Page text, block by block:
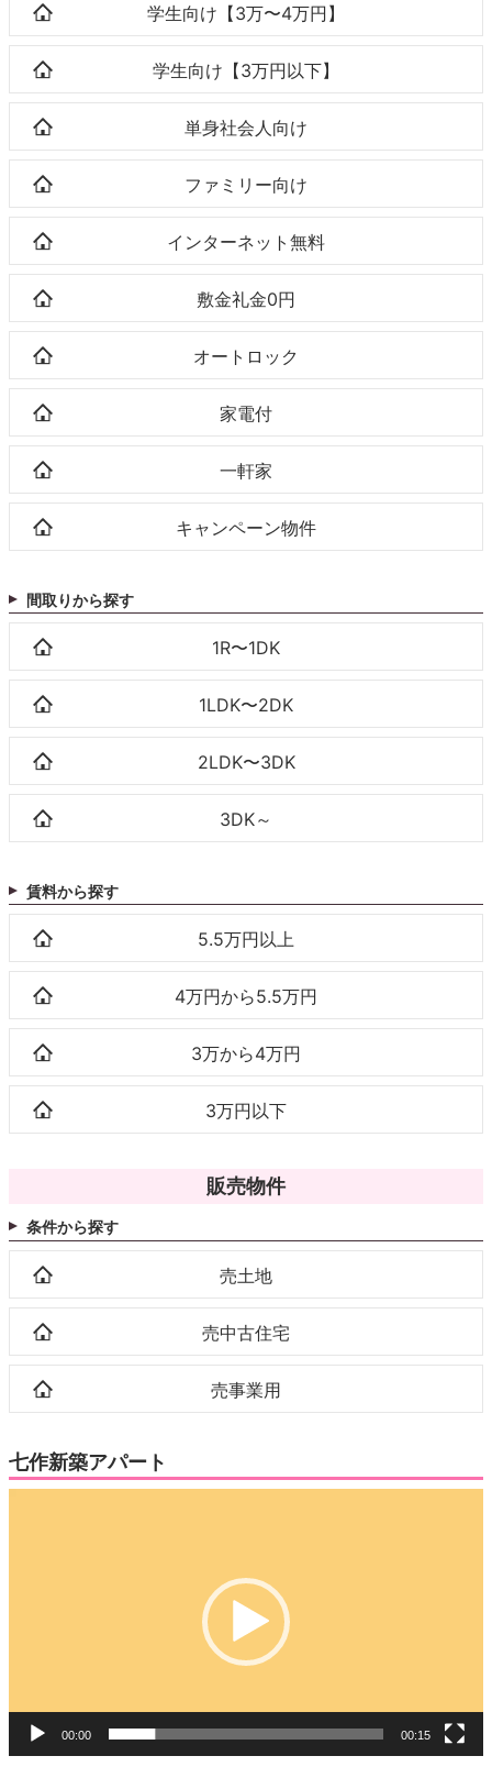
学生向け【3万〜4万円】
学生向け【3万円以下】
単身社会人向け
ファミリー向け
インターネット無料
敷金礼金0円
オートロック
家電付
一軒家
キャンペーン物件
間取りから探す
1R〜1DK
1LDK〜2DK
2LDK〜3DK
3DK～
賃料から探す
5.5万円以上
4万円から5.5万円
3万から4万円
3万円以下
販売物件
条件から探す
売土地
売中古住宅
売事業用
七作新築アパート
00:00 00:15